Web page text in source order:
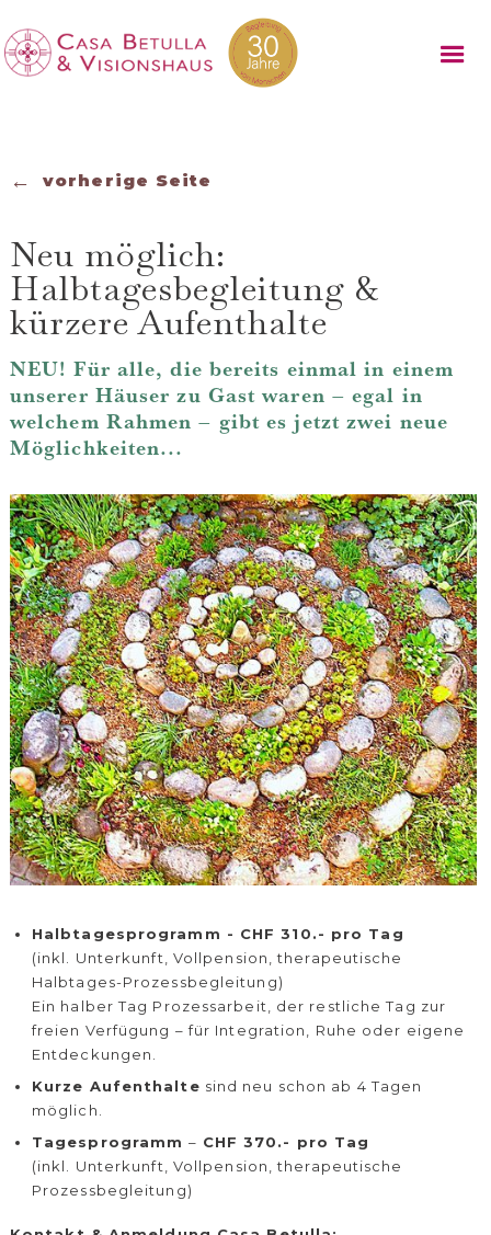
← vorherige Seite
Neu möglich:
Halbtagesbegleitung &
kürzere Aufenthalte
NEU! Für alle, die bereits einmal in einem
unserer Häuser zu Gast waren – egal in
welchem Rahmen – gibt es jetzt zwei neue
Möglichkeiten...
Halbtagesprogramm - CHF 310.- pro Tag
(inkl. Unterkunft, Vollpension, therapeutische
Halbtages-Prozessbegleitung)
Ein halber Tag Prozessarbeit, der restliche Tag zur
freien Verfügung – für Integration, Ruhe oder eigene
Entdeckungen.
Kurze Aufenthalte sind neu schon ab 4 Tagen
möglich.
Tagesprogramm– CHF 370.- pro Tag
(inkl. Unterkunft, Vollpension, therapeutische
Prozessbegleitung)